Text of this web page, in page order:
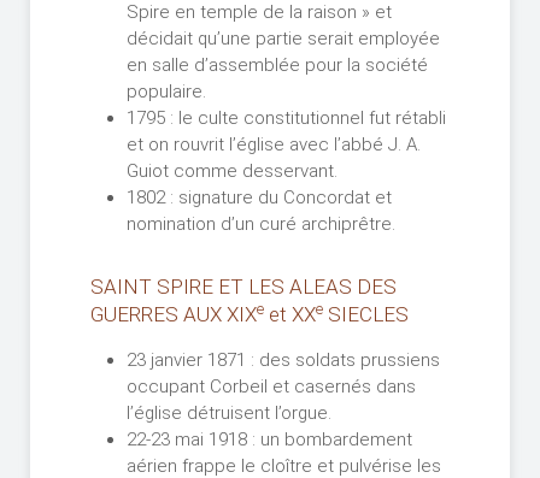
Spire en temple de la raison » et
décidait qu’une partie serait employée
en salle d’assemblée pour la société
populaire.
1795 : le culte constitutionnel fut rétabli
et on rouvrit l’église avec l’abbé J. A.
Guiot comme desservant.
1802 : signature du Concordat et
nomination d’un curé archiprêtre.
SAINT SPIRE ET LES ALEAS DES
GUERRES AUX XIXe et XXe SIECLES
23 janvier 1871 : des soldats prussiens
occupant Corbeil et casernés dans
l’église détruisent l’orgue.
22-23 mai 1918 : un bombardement
aérien frappe le cloître et pulvérise les